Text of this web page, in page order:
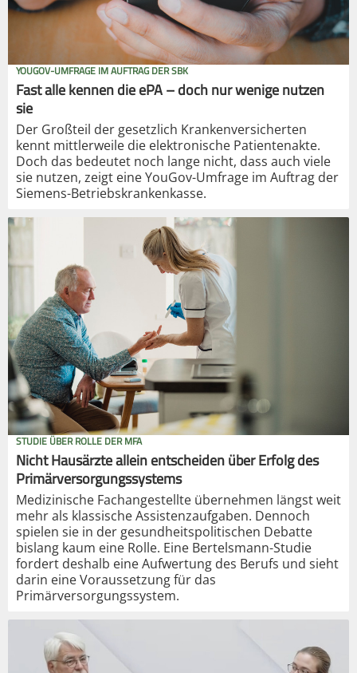
YOUGOV-UMFRAGE IM AUFTRAG DER SBK
Fast alle kennen die ePA – doch nur wenige nutzen
sie
Der Großteil der gesetzlich Krankenversicherten
kennt mittlerweile die elektronische Patientenakte.
Doch das bedeutet noch lange nicht, dass auch viele
sie nutzen, zeigt eine YouGov-Umfrage im Auftrag der
Siemens-Betriebskrankenkasse.
STUDIE ÜBER ROLLE DER MFA
Nicht Hausärzte allein entscheiden über Erfolg des
Primärversorgungssystems
Medizinische Fachangestellte übernehmen längst weit
mehr als klassische Assistenzaufgaben. Dennoch
spielen sie in der gesundheitspolitischen Debatte
bislang kaum eine Rolle. Eine Bertelsmann-Studie
fordert deshalb eine Aufwertung des Berufs und sieht
darin eine Voraussetzung für das
Primärversorgungssystem.